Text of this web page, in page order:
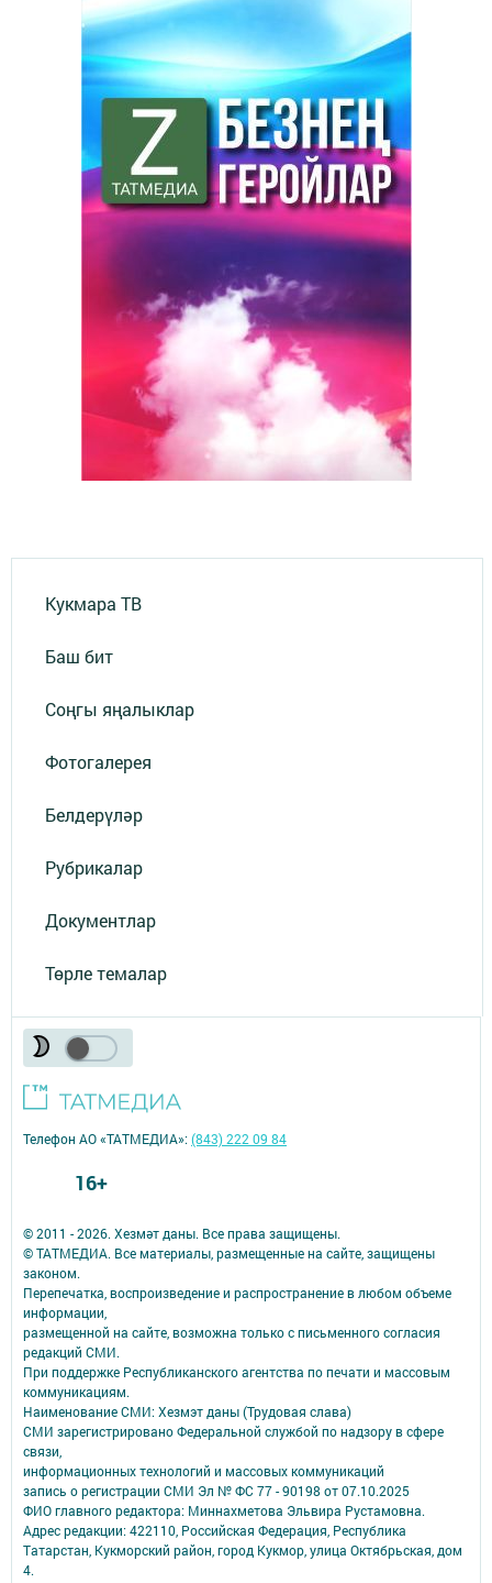
Кукмара ТВ
Баш бит
Соңгы яңалыклар
Фотогалерея
Белдерүләр
Рубрикалар
Документлар
Төрле темалар
© 2011 - 2026. Хезмәт даны. Все права защищены.
© ТАТМЕДИА. Все материалы, размещенные на сайте, защищены
законом.
Перепечатка, воспроизведение и распространение в любом объеме
информации,
размещенной на сайте, возможна только с письменного согласия
редакций СМИ.
При поддержке Республиканского агентства по печати и массовым
коммуникациям.
Наименование СМИ: Хезмэт даны (Трудовая слава)
СМИ зарегистрировано Федеральной службой по надзору в сфере
связи,
информационных технологий и массовых коммуникаций
запись о регистрации СМИ Эл № ФС 77 - 90198 от 07.10.2025
ФИО главного редактора: Миннахметова Эльвира Рустамовна.
Адрес редакции: 422110, Российская Федерация, Республика
Татарстан, Кукморский район, город Кукмор, улица Октябрьская, дом
4.
Телефон АО «ТАТМЕДИА»:(843) 222 09 84
16+